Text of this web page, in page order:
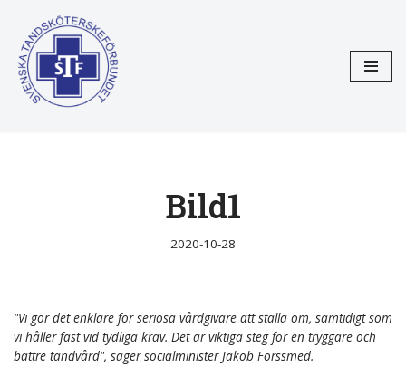
Hoppa
till
innehåll
Bild1
2020-10-28
"Vi gör det enklare för seriösa vårdgivare att ställa om, samtidigt som
vi håller fast vid tydliga krav. Det är viktiga steg för en tryggare och
bättre tandvård", säger socialminister Jakob Forssmed.